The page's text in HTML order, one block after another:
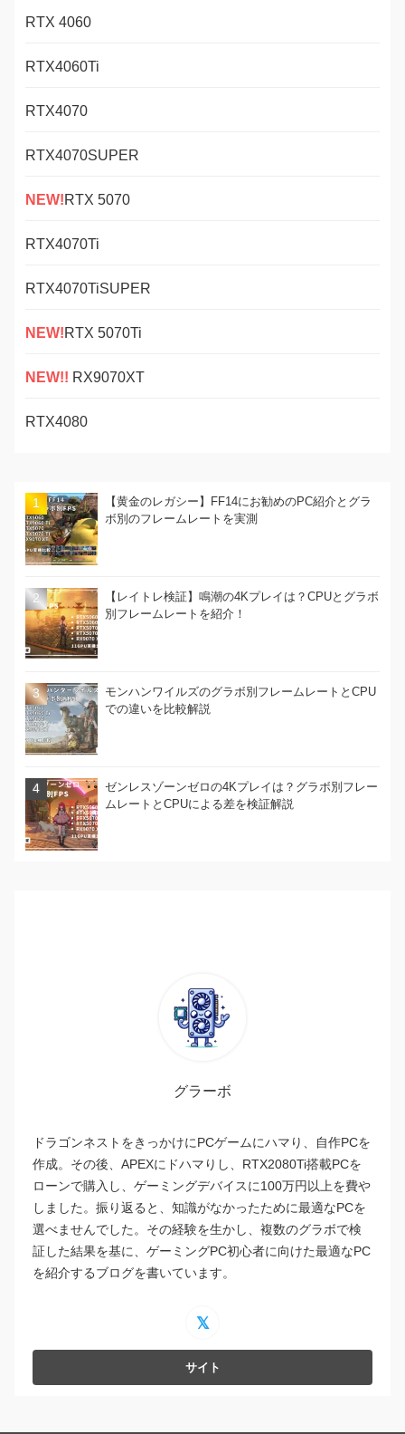
RTX 4060
RTX4060Ti
RTX4070
RTX4070SUPER
NEW!RTX 5070
RTX4070Ti
RTX4070TiSUPER
NEW!RTX 5070Ti
NEW!! RX9070XT
RTX4080
【黄金のレガシー】FF14にお勧めのPC紹介とグラ
ボ別のフレームレートを実測
【レイトレ検証】鳴潮の4Kプレイは？CPUとグラボ
別フレームレートを紹介！
モンハンワイルズのグラボ別フレームレートとCPU
での違いを比較解説
ゼンレスゾーンゼロの4Kプレイは？グラボ別フレー
ムレートとCPUによる差を検証解説
グラーボ
ドラゴンネストをきっかけにPCゲームにハマり、自作PCを
作成。その後、APEXにドハマりし、RTX2080Ti搭載PCを
ローンで購入し、ゲーミングデバイスに100万円以上を費や
しました。振り返ると、知識がなかったために最適なPCを
選べませんでした。その経験を生かし、複数のグラボで検
証した結果を基に、ゲーミングPC初心者に向けた最適なPC
を紹介するブログを書いています。